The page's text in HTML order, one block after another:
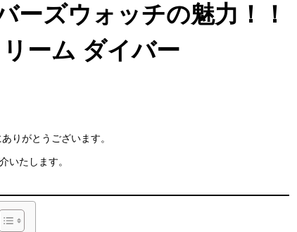
ーズウォッチの魅力！！
ーム ダイバー
りがとうございます。
いたします。